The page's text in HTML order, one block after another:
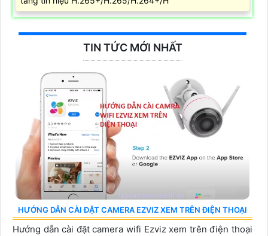
TIN TỨC MỚI NHẤT
HƯỚNG DẪN CÀI ĐẶT CAMERA EZVIZ XEM TRÊN ĐIỆN THOẠI
Hướng dẫn cài đặt camera wifi Ezviz xem trên điện thoại